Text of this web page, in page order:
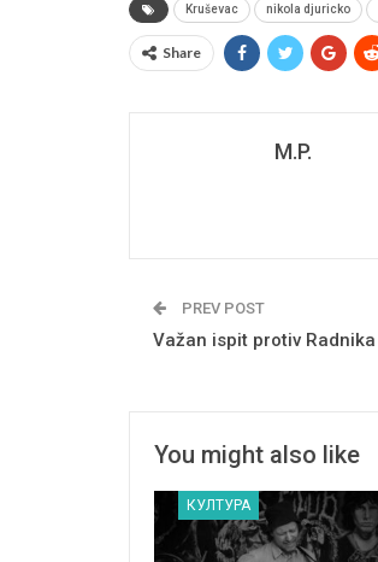
Kruševac nikola djuricko
Share
M.P.
PREV POST
Važan ispit protiv Radnika
You might also like
КУЛТУРА